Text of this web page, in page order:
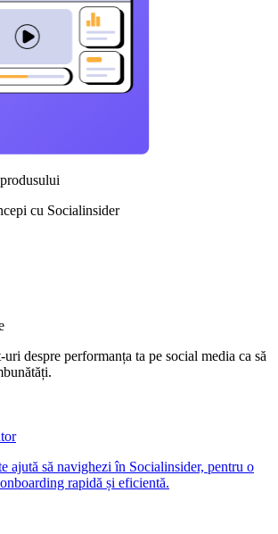
cu Socialinsider
despre performanța ta pe social media ca să
ajută să navighezi în Socialinsider, pentru o
rapidă și eficientă.